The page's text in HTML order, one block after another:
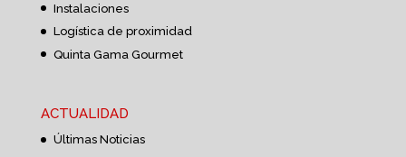
Instalaciones
Logística de proximidad
Quinta Gama Gourmet
ACTUALIDAD
Últimas Noticias